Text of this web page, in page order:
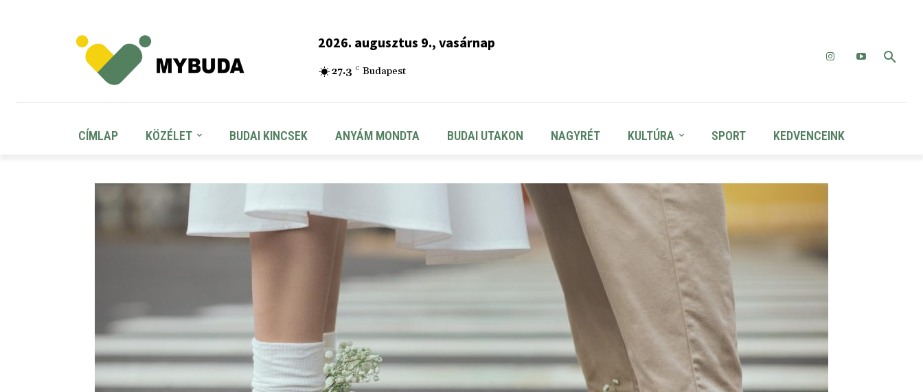
2026. augusztus 9., vasárnap
27.3 C Budapest
CÍMLAP KÖZÉLET BUDAI KINCSEK ANYÁM MONDTA BUDAI UTAKON NAGYRÉT KULTÚRA SPORT KEDVENCEINK